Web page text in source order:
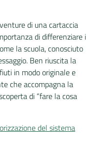
di una cartaccia
di differenziare i
la scuola, conosciuto
Ben riuscita la
in modo originale e
che accompagna la
di “fare la cosa
del sistema